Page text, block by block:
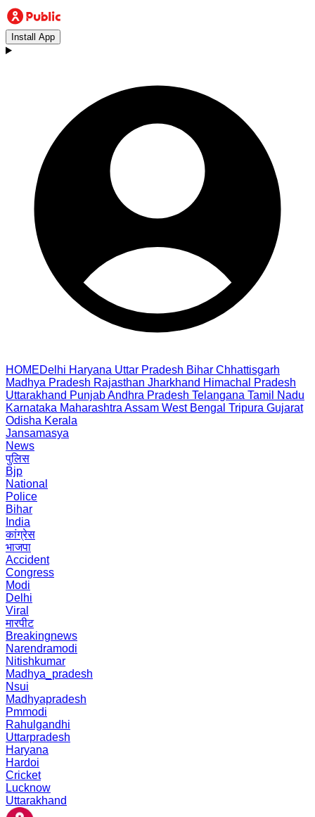
Install App
HOMEDelhi Haryana Uttar Pradesh Bihar Chhattisgarh
Madhya Pradesh Rajasthan Jharkhand Himachal Pradesh
Uttarakhand PunjabAndhra Pradesh Telangana Tamil Nadu
Karnataka Maharashtra Assam West Bengal Tripura Gujarat
Odisha Kerala
Jansamasya
News
पुलिस
Bjp
National
Police
Bihar
India
कांग्रेस
भाजपा
Accident
Congress
Modi
Delhi
Viral
मारपीट
Breakingnews
Narendramodi
Nitishkumar
Madhya_pradesh
Nsui
Madhyapradesh
Pmmodi
Rahulgandhi
Uttarpradesh
Haryana
Hardoi
Cricket
Lucknow
Uttarakhand